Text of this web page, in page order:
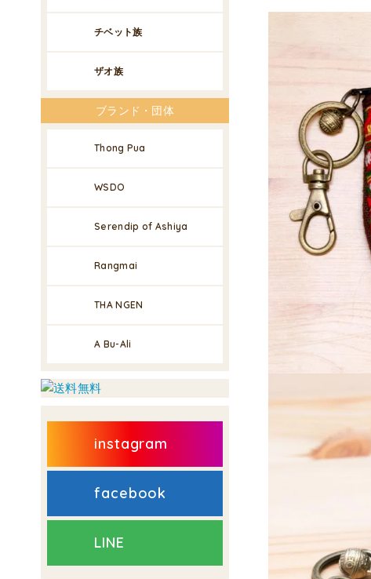
チベット族
ザオ族
ブランド・団体
Thong Pua
WSDO
Serendip of Ashiya
Rangmai
THA NGEN
A Bu-Ali
instagram
facebook
LINE